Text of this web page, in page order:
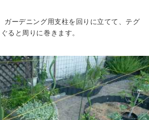
ガーデニング用支柱を回りに立てて、テグ
ると周りに巻きます。